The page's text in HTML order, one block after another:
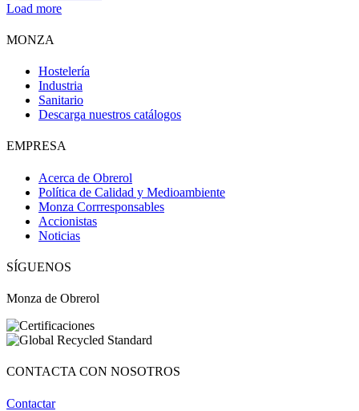
Load more
MONZA
Hostelería
Industria
Sanitario
Descarga nuestros catálogos
EMPRESA
Acerca de Obrerol
Política de Calidad y Medioambiente
Monza Corrresponsables
Accionistas
Noticias
SÍGUENOS
Monza de Obrerol
CONTACTA CON NOSOTROS
Contactar
Obri
¡Hola! Soy OBRI, tu asistente virtual de Obrerol 🤖Estoy aquí para